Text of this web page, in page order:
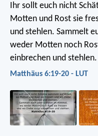
Ihr sollt euch nicht
Motten und Rost sie
und stehlen. Sammelt
weder Motten noch
einbrechen und stehlen.
Matthäus 6:19-20 - LUT